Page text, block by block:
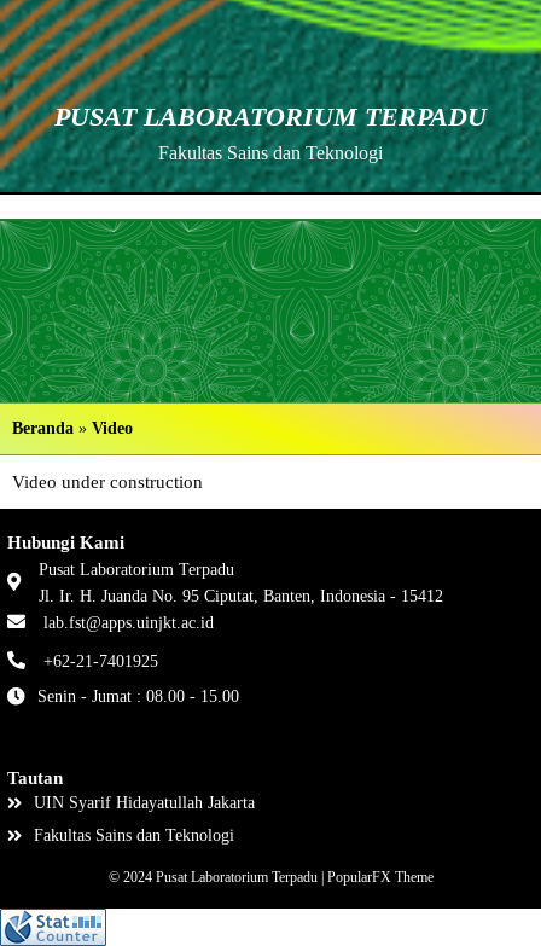
PUSAT LABORATORIUM TERPADU
Fakultas Sains dan Teknologi
Beranda » Video
Video under construction
Hubungi Kami
Pusat Laboratorium Terpadu
Jl. Ir. H. Juanda No. 95 Ciputat, Banten, Indonesia - 15412
lab.fst@apps.uinjkt.ac.id
+62-21-7401925
Senin - Jumat : 08.00 - 15.00
Tautan
UIN Syarif Hidayatullah Jakarta
Fakultas Sains dan Teknologi
© 2024 Pusat Laboratorium Terpadu | PopularFX Theme